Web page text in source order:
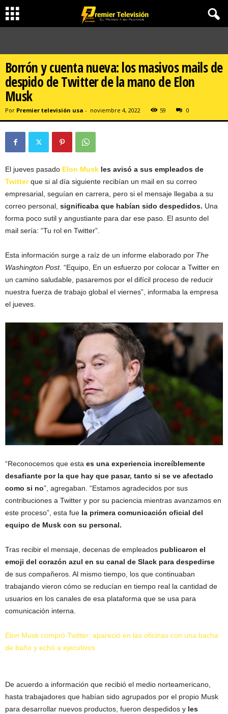
Borrón y cuenta nueva: los masivos mails de
despido de Twitter de la mano de Elon
Musk
Por Premier televisión usa - noviembre 4, 2022 59 0
El jueves pasado Elon Musk les avisó a sus empleados de
Twitterque si al día siguiente recibían un mail en su correo
empresarial, seguían en carrera, pero si el mensaje llegaba a su
correo personal, significaba que habían sido despedidos. Una
forma poco sutil y angustiante para dar ese paso. El asunto del
mail sería: “Tu rol en Twitter”.
Esta información surge a raíz de un informe elaborado por The
Washington Post. “Equipo, En un esfuerzo por colocar a Twitter en
un camino saludable, pasaremos por el difícil proceso de reducir
nuestra fuerza de trabajo global el viernes”, informaba la empresa
el jueves.
“Reconocemos que esta es una experiencia increíblemente
desafiante por la que hay que pasar, tanto si se ve afectado
como si no”, agregaban. “Estamos agradecidos por sus
contribuciones a Twitter y por su paciencia mientras avanzamos en
este proceso”, esta fue la primera comunicación oficial del
equipo de Musk con su personal.
Tras recibir el mensaje, decenas de empleados publicaron el
emoji del corazón azul en su canal de Slack para despedirse
de sus compañeros. Al mismo tiempo, los que continuaban
trabajando vieron cómo se reducían en tiempo real la cantidad de
usuarios en los canales de esa plataforma que se usa para
comunicación interna.
Elon Musk compró Twitter: apareció en las oficinas con una bacha
de baño y echó a ejecutivos
De acuerdo a información que recibió el medio norteamericano,
hasta trabajadores que habían sido agrupados por el propio Musk
para desarrollar nuevos productos, fueron despedidos y les